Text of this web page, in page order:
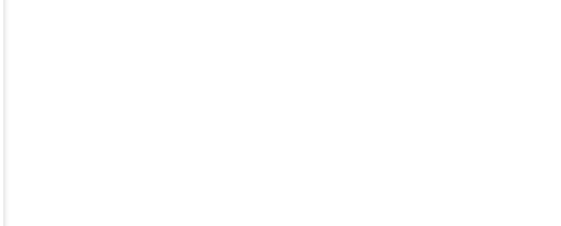
ilişkin detaylı bilgi için Ayarlar
okumak ve sitemizde ilgili